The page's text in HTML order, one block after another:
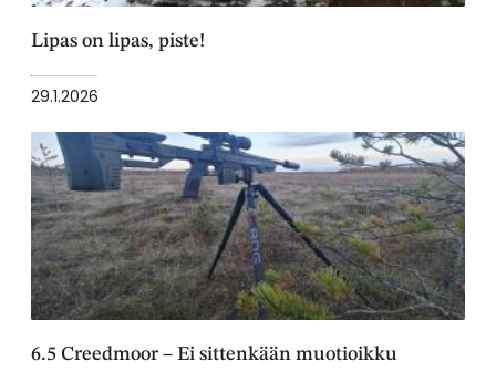
Lipas on lipas, piste!
29.1.2026
6.5 Creedmoor – Ei sittenkään muotioikku